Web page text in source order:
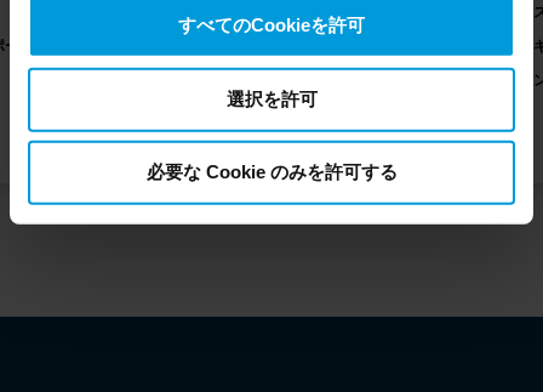
transfers your personal data to the US either based on
your consent, and for Microsoft also based on
Milestone’s legitimate interest. Please click ‘Show details’
for more information.
すべてのCookieを許可
選択を許可
必要な Cookie のみを許可する
トの利